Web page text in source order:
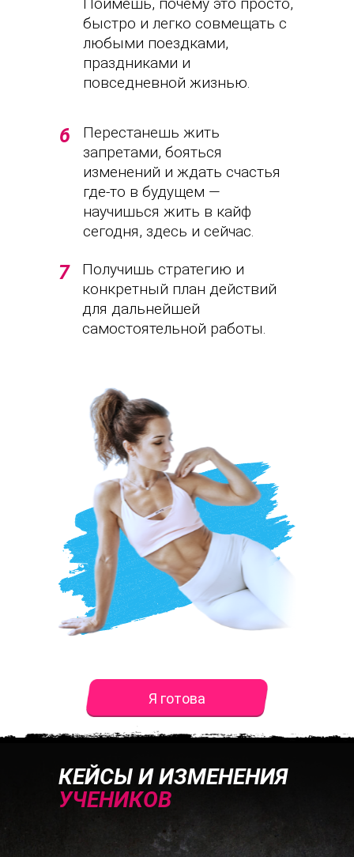
быстро и легко совмещать с
любыми поездками,
праздниками и
повседневной жизнью.
Перестанешь жить
запретами, бояться
изменений и ждать счастья
где-то в будущем —
научишься жить в кайф
сегодня, здесь и сейчас.
6
Получишь стратегию и
конкретный план действий
для дальнейшей
самостоятельной работы.
7
Я готова
КЕЙСЫ И ИЗМЕНЕНИЯ
УЧЕНИКОВ